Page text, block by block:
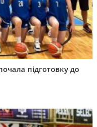
підготовку до